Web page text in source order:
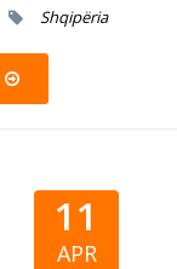
Shqipëria
11
APR